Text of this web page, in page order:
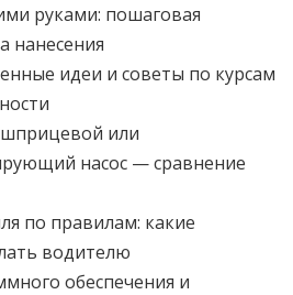
руками: пошаговая
нанесения
идеи и советы по курсам
шприцевой или
насос — сравнение
по правилам: какие
водителю
обеспечения и